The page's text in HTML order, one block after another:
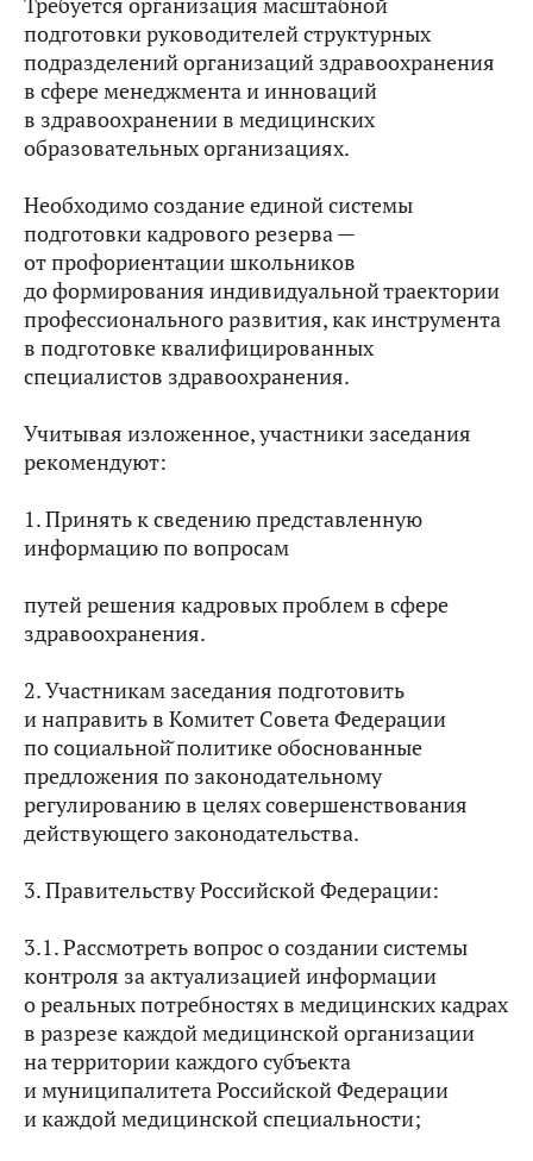
подготовки руководителей структурных
подразделений организаций здравоохранения
в сфере менеджмента и инноваций
в здравоохранении в медицинских
образовательных организациях.
Необходимо создание единой системы
подготовки кадрового резерва —
от профориентации школьников
до формирования индивидуальной траектории
профессионального развития, как инструмента
в подготовке квалифицированных
специалистов здравоохранения.
Учитывая изложенное, участники заседания
рекомендуют:
1. Принять к сведению представленную
информацию по вопросам
путей решения кадровых проблем в сфере
здравоохранения.
2. Участникам заседания подготовить
и направить в Комитет Совета Федерации
по социальной̆ политике обоснованные
предложения по законодательному
регулированию в целях совершенствования
действующего законодательства.
3. Правительству Российской Федерации:
3.1. Рассмотреть вопрос о создании системы
контроля за актуализацией информации
о реальных потребностях в медицинских кадрах
в разрезе каждой медицинской организации
на территории каждого субъекта
и муниципалитета Российской Федерации
и каждой медицинской специальности;